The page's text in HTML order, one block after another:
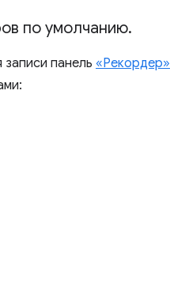
по умолчанию.
панель «Рекордер»